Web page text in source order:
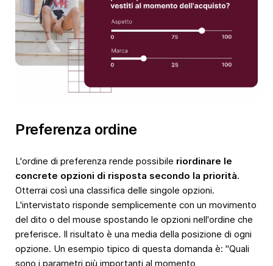
Preferenza ordine
L'ordine di preferenza rende possibile riordinare le
concrete opzioni di risposta secondo la priorità.
Otterrai così una classifica delle singole opzioni.
L'intervistato risponde semplicemente con un movimento
del dito o del mouse spostando le opzioni nell'ordine che
preferisce. Il risultato è una media della posizione di ogni
opzione. Un esempio tipico di questa domanda è: "Quali
sono i parametri più importanti al momento